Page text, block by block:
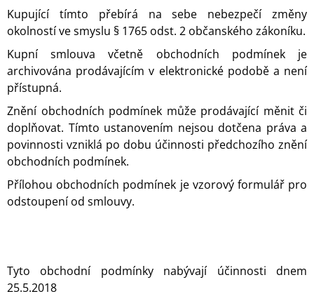
Kupující tímto přebírá na sebe nebezpečí změny
okolností ve smyslu § 1765 odst. 2 občanského zákoníku.
Kupní smlouva včetně obchodních podmínek je
archivována prodávajícím v elektronické podobě a není
přístupná.
Znění obchodních podmínek může prodávající měnit či
doplňovat. Tímto ustanovením nejsou dotčena práva a
povinnosti vzniklá po dobu účinnosti předchozího znění
obchodních podmínek.
Přílohou obchodních podmínek je vzorový formulář pro
odstoupení od smlouvy.
Tyto obchodní podmínky nabývají účinnosti dnem
25.5.2018